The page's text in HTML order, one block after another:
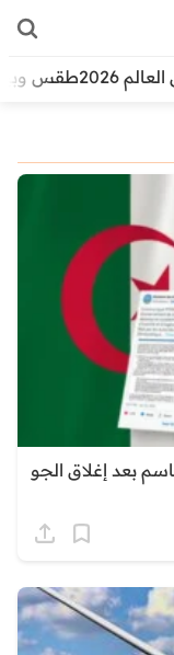
2026 طقس
بعد إغلاق الجو